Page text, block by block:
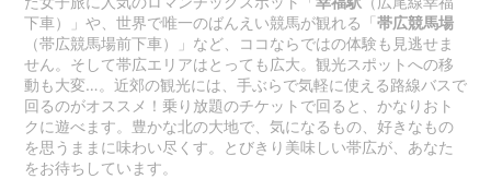
下車）」や、世界で唯一のばんえい競馬が観れる「帯広競馬場
（帯広競馬場前下車）」など、ココならではの体験も見逃せま
せん。そして帯広エリアはとっても広大。観光スポットへの移
動も大変…。近郊の観光には、手ぶらで気軽に使える路線バスで
回るのがオススメ！乗り放題のチケットで回ると、かなりおト
クに遊べます。豊かな北の大地で、気になるもの、好きなもの
を思うままに味わい尽くす。とびきり美味しい帯広が、あなた
をお待ちしています。